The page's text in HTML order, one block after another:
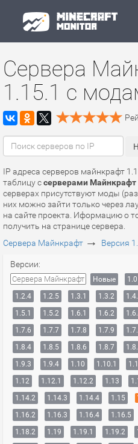
Сервера
1.15.1 с
IP адреса серверов майнкрафт
таблицу ссерверами
серверах присутствуют моды
них можно зайти только через
на сайте проекта. Иформацию о
получить на странице сервера.
Сервера Майнкрафт → Версия
Версии:
Сервера Майнкрафт Новые 1.0
1.2.4
1.2.5 1.3.1 1.3.2
1.5.1
1.5.2 1.6.1 1.6.2
1.7.6
1.7.7 1.7.8 1.7.9
1.8.4
1.8.5 1.8.6 1.8.7
1.9.3
1.9.4 1.10 1.10.1
1.12
1.12.1 1.12.2 1.13
1.14.2
1.14.3 1.14.4 1.15
1.16.2
1.16.3 1.16.4 1.16.5
1.18.2
1.19 1.19.1 1.19.2